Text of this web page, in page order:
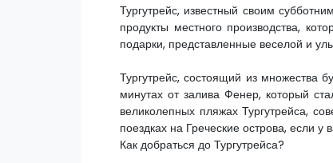
Тургутрейс, известный своим
продукты местного производства,
подарки, представленные веселой и
Тургутрейс, состоящий из множества
минутах от залива Фенер, который
великолепных пляжах Тургутрейса,
поездках на Греческие острова, если у
Как добраться до Тургутрейса?